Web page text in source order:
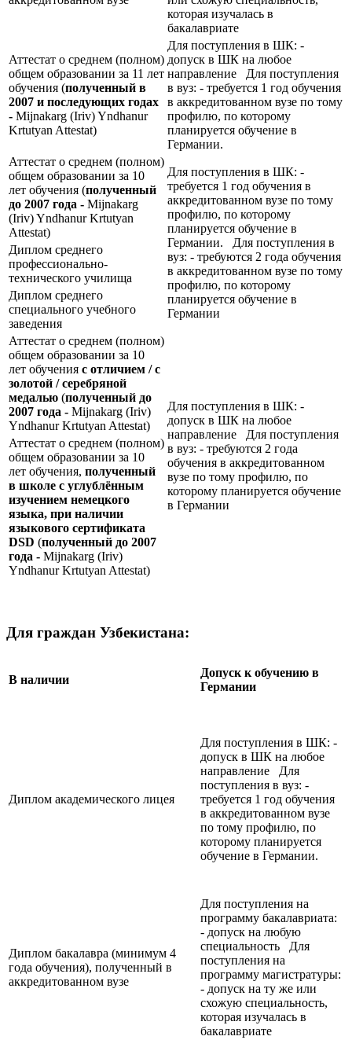
которая изучалась в
бакалавриате
Аттестат о среднем (полном)
общем образовании за 11 лет
обучения (полученный в
2007 и последующих годах
- Mijnakarg (Iriv) Yndhanur
Krtutyan Attestat)
Для поступления в ШК: -
допуск в ШК на любое
направление Для поступления
в вуз: - требуется 1 год обучения
в аккредитованном вузе по тому
профилю, по которому
планируется обучение в
Германии.
Аттестат о среднем (полном)
общем образовании за 10
лет обучения (полученный
до 2007 года - Mijnakarg
(Iriv) Yndhanur Krtutyan
Attestat)
Для поступления в ШК: -
требуется 1 год обучения в
аккредитованном вузе по тому
профилю, по которому
планируется обучение в
Германии. Для поступления в
вуз: - требуются 2 года обучения
в аккредитованном вузе по тому
профилю, по которому
планируется обучение в
Германии
Диплом среднего
профессионально-
технического училища
Диплом среднего
специального учебного
заведения
Аттестат о среднем (полном)
общем образовании за 10
лет обучения с отличием / с
золотой / серебряной
медалью (полученный до
2007 года - Mijnakarg (Iriv)
Yndhanur Krtutyan Attestat)
Для поступления в ШК: -
допуск в ШК на любое
направление Для поступления
в вуз: - требуются 2 года
обучения в аккредитованном
вузе по тому профилю, по
которому планируется обучение
в Германии
Аттестат о среднем (полном)
общем образовании за 10
лет обучения, полученный
в школе с углублённым
изучением немецкого
языка, при наличии
языкового сертификата
DSD (полученный до 2007
года - Mijnakarg (Iriv)
Yndhanur Krtutyan Attestat)
Для граждан Узбекистана:
В наличии
Допуск к обучению в
Германии
Диплом академического лицея
Для поступления в ШК: -
допуск в ШК на любое
направление Для
поступления в вуз: -
требуется 1 год обучения
в аккредитованном вузе
по тому профилю, по
которому планируется
обучение в Германии.
Диплом бакалавра (минимум 4
года обучения), полученный в
аккредитованном вузе
Для поступления на
программу бакалавриата:
- допуск на любую
специальность Для
поступления на
программу магистратуры:
- допуск на ту же или
схожую специальность,
которая изучалась в
бакалавриате